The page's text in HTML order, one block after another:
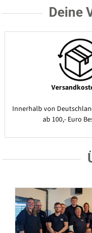
Deine
Innerhalb von
ab 100,- Euro